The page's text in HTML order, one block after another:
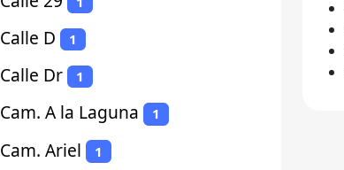
Calle D 1
Calle Dr 1
Cam. A la Laguna 1
Cam. Ariel 1